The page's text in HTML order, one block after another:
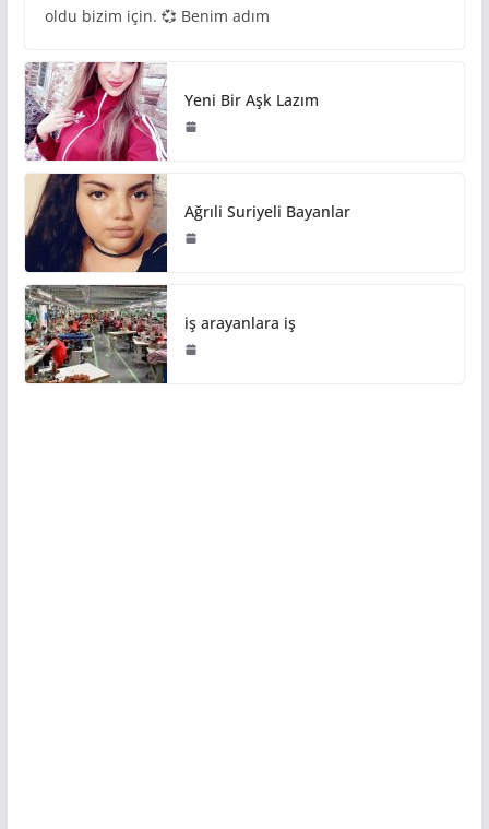
oldu bizim için. 💞 Benim adım
Yeni Bir Aşk Lazım
Ağrıli Suriyeli Bayanlar
iş arayanlara iş